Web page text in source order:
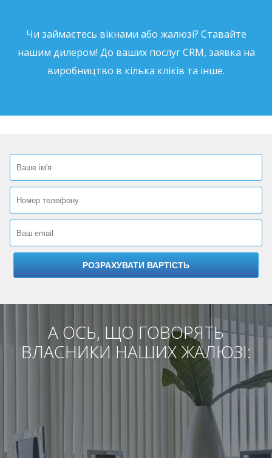
Чи займаєтесь вікнами або жалюзі? Ставайте
нашим дилером! До ваших послуг CRM, заявка на
виробництво в кілька кліків та інше.
А ОСЬ, ЩО ГОВОРЯТЬ
ВЛАСНИКИ НАШИХ ЖАЛЮЗІ: